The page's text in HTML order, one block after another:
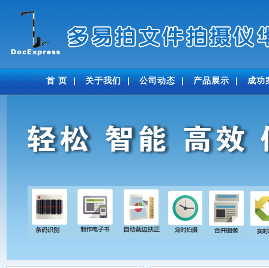
首 页|关于我们|公司动态|产品展示|成功